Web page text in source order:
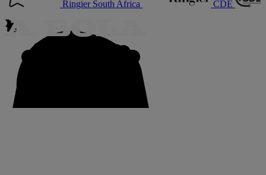
Ringier South Africa CDE